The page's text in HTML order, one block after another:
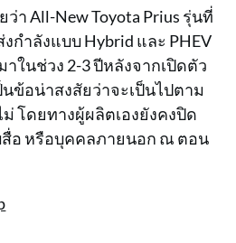
า All-New Toyota Prius รุ่นที่
กำลังแบบ Hybrid และ PHEV
ในช่วง 2-3 ปีหลังจากเปิดตัว
ข้อน่าสงสัยว่าจะเป็นไปตาม
โดยทางผู้ผลิตเองยังคงปิด
สื่อ หรือบุคคลภายนอก ณ ตอน